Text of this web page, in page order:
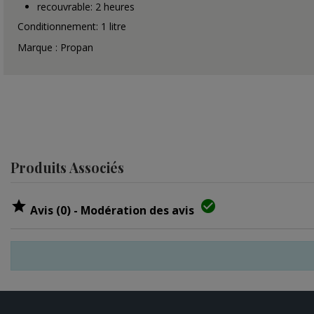
recouvrable: 2 heures
Conditionnement: 1 litre
Marque : Propan
Produits Associés
 Avis (0) - Modération des avis 